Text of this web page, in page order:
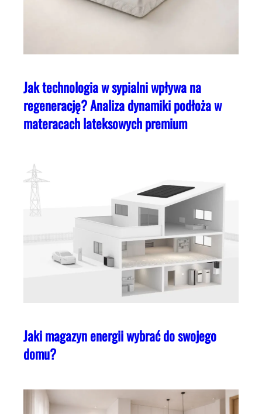
Jak technologia w sypialni wpływa na
regenerację? Analiza dynamiki podłoża w
materacach lateksowych premium
Jaki magazyn energii wybrać do swojego
domu?